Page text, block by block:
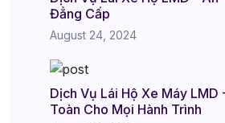
Đẳng Cấp
August 24, 2024
Dịch Vụ Lái Hộ Xe Máy LMD
Toàn Cho Mọi Hành Trình